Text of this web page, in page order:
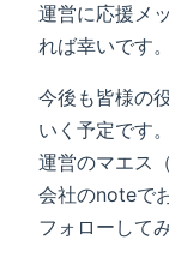
運営に応援メ
れば幸いです。
今後も皆様の
いく予定です。
運営のマエス
会社のnoteで
フォローして